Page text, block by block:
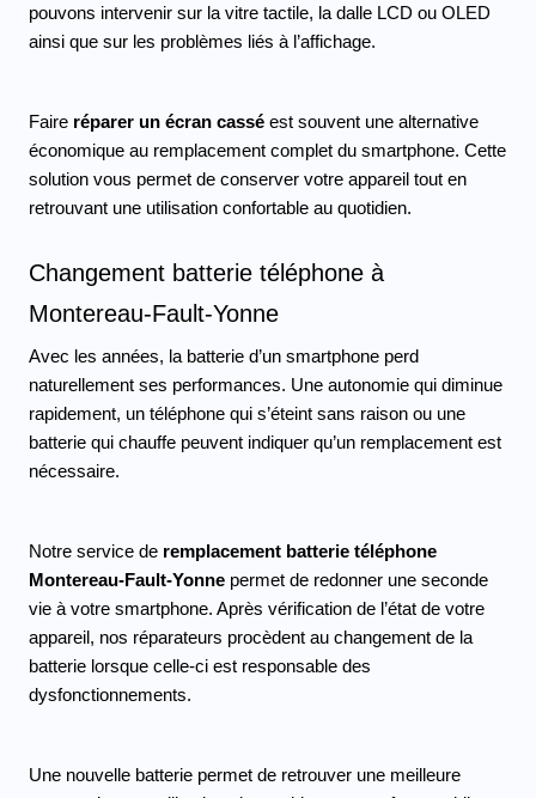
pouvons intervenir sur la vitre tactile, la dalle LCD ou OLED
ainsi que sur les problèmes liés à l’affichage.
Faire réparer un écran cassé est souvent une alternative
économique au remplacement complet du smartphone. Cette
solution vous permet de conserver votre appareil tout en
retrouvant une utilisation confortable au quotidien.
Changement batterie téléphone à
Montereau-Fault-Yonne
Avec les années, la batterie d’un smartphone perd
naturellement ses performances. Une autonomie qui diminue
rapidement, un téléphone qui s’éteint sans raison ou une
batterie qui chauffe peuvent indiquer qu’un remplacement est
nécessaire.
Notre service de remplacement batterie téléphone
Montereau-Fault-Yonne permet de redonner une seconde
vie à votre smartphone. Après vérification de l’état de votre
appareil, nos réparateurs procèdent au changement de la
batterie lorsque celle-ci est responsable des
dysfonctionnements.
Une nouvelle batterie permet de retrouver une meilleure